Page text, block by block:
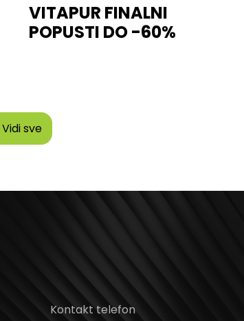
VITAPUR FINALNI
POPUSTI DO -60%
Vidi sve
Kontakt telefon